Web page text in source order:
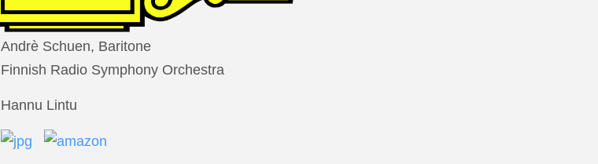
Andrè Schuen, Baritone
Finnish Radio Symphony Orchestra
Hannu Lintu